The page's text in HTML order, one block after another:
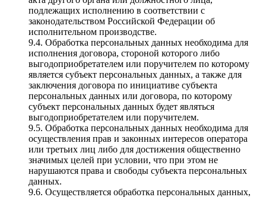
подлежащих исполнению в соответствии с
законодательством Российской Федерации об
исполнительном производстве.
9.4. Обработка персональных данных необходима для
исполнения договора, стороной которого либо
выгодоприобретателем или поручителем по которому
является субъект персональных данных, а также для
заключения договора по инициативе субъекта
персональных данных или договора, по которому
субъект персональных данных будет являться
выгодоприобретателем или поручителем.
9.5. Обработка персональных данных необходима для
осуществления прав и законных интересов оператора
или третьих лиц либо для достижения общественно
значимых целей при условии, что при этом не
нарушаются права и свободы субъекта персональных
данных.
9.6. Осуществляется обработка персональных данных,